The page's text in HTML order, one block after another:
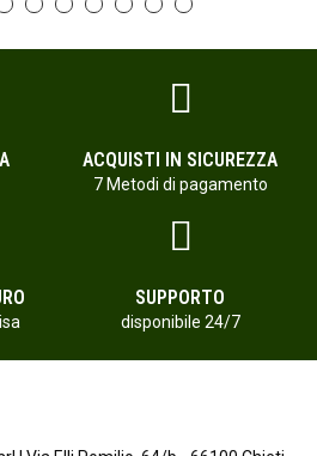
ACQUISTI IN SICUREZZA
7 Metodi di pagamento
SUPPORTO
disponibile 24/7